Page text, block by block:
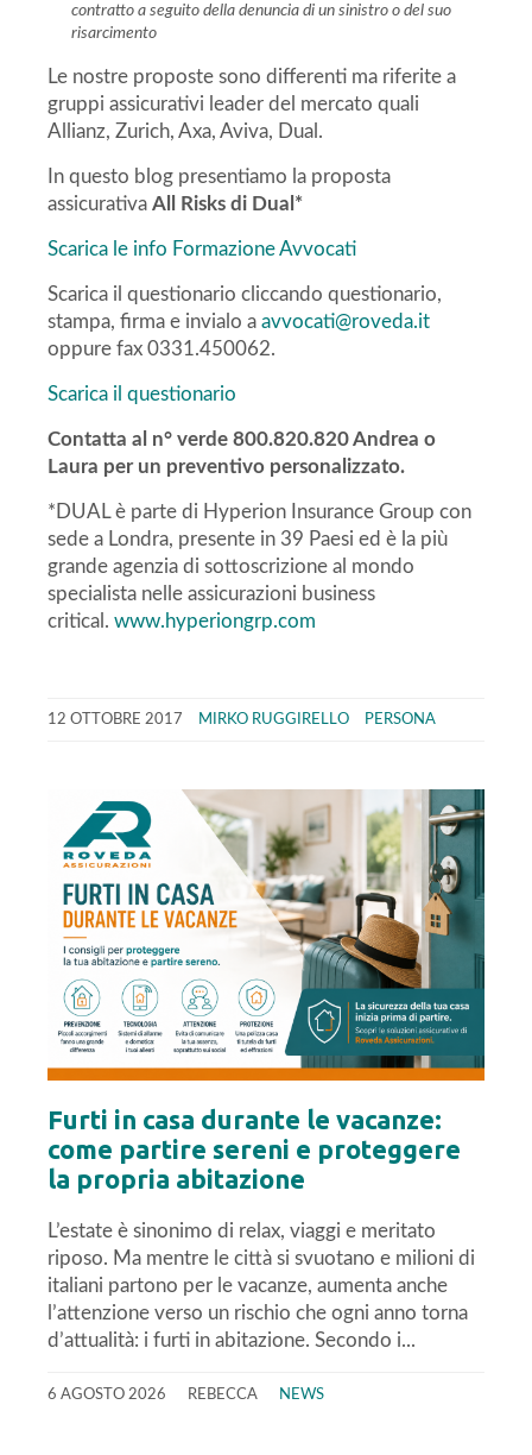
contratto a seguito della denuncia di un sinistro o del suo
risarcimento
Le nostre proposte sono differenti ma riferite a
gruppi assicurativi leader del mercato quali
Allianz, Zurich, Axa, Aviva, Dual.
In questo blog presentiamo la proposta
assicurativa All Risks di Dual*
Scarica le info Formazione Avvocati
Scarica il questionario cliccando questionario,
stampa, firma e invialo a avvocati@roveda.it
oppure fax 0331.450062.
Scarica il questionario
Contatta al n° verde 800.820.820 Andrea o
Laura per un preventivo personalizzato.
*DUAL è parte di Hyperion Insurance Group con
sede a Londra, presente in 39 Paesi ed è la più
grande agenzia di sottoscrizione al mondo
specialista nelle assicurazioni business
critical. www.hyperiongrp.com
12 OTTOBRE 2017 MIRKO RUGGIRELLO PERSONA
Furti in casa durante le vacanze:
come partire sereni e proteggere
la propria abitazione
L’estate è sinonimo di relax, viaggi e meritato
riposo. Ma mentre le città si svuotano e milioni di
italiani partono per le vacanze, aumenta anche
l’attenzione verso un rischio che ogni anno torna
d’attualità: i furti in abitazione. Secondo i...
6 AGOSTO 2026 REBECCA NEWS